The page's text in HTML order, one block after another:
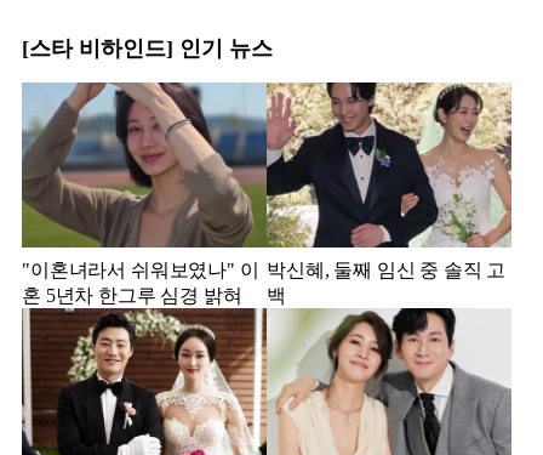
[스타 비하인드] 인기 뉴스
"이혼녀라서 쉬워보였나" 이
혼 5년차 한그루 심경 밝혀
박신혜, 둘째 임신 중 솔직 고
백